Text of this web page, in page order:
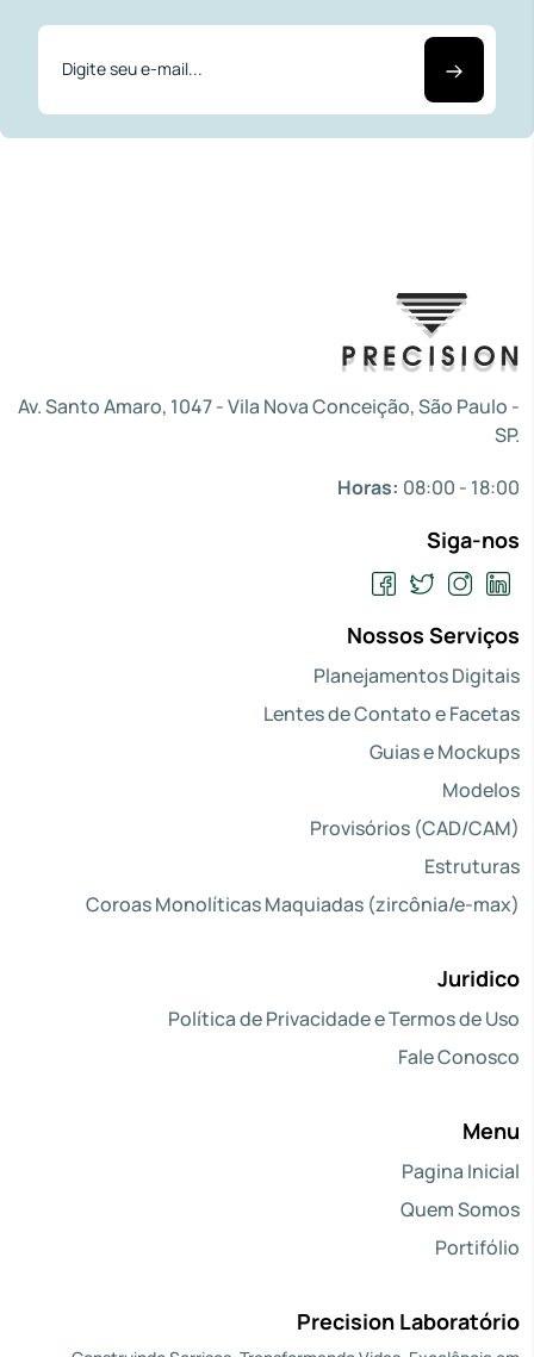
Av. Santo Amaro, 1047 - Vila Nova Conceição, São Paulo -
SP.
Horas: 08:00 - 18:00
Siga-nos
Nossos Serviços
Planejamentos Digitais
Lentes de Contato e Facetas
Guias e Mockups
Modelos
Provisórios (CAD/CAM)
Estruturas
Coroas Monolíticas Maquiadas (zircônia/e-max)
Juridico
Política de Privacidade e Termos de Uso
Fale Conosco
Menu
Pagina Inicial
Quem Somos
Portifólio
Precision Laboratório